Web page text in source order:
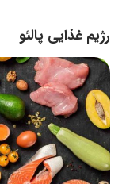
رژیم غذایی پالئو